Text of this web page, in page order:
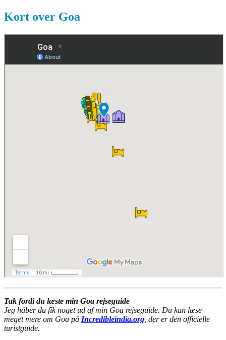
Kort over Goa
Tak fordi du læste min Goa rejseguide
Jeg håber du fik noget ud af min Goa rejseguide. Du kan læse
meget mere om Goa på Incredibleindia.org , der er den officielle
turistguide.